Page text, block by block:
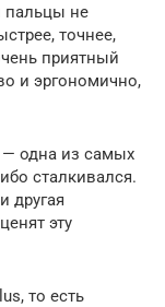
пальцы не
точнее,
приятный
и эргономично,
— одна из самых
сталкивался.
другая
эту
то есть